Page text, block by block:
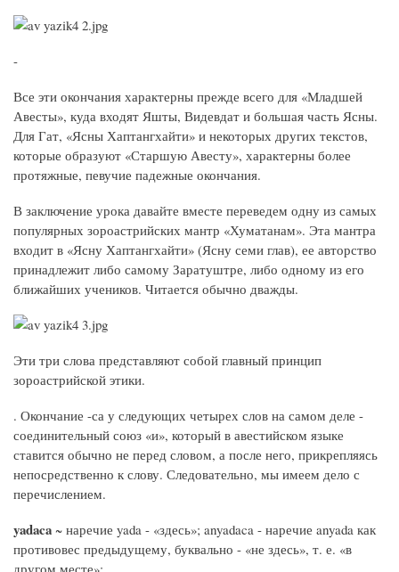
-
Все эти окончания характерны прежде всего для «Младшей
Авесты», куда входят Яшты, Видевдат и большая часть Ясны.
Для Гат, «Ясны Хаптангхайти» и некоторых других текстов,
которые образуют «Старшую Авесту», характерны более
протяжные, певучие падежные окончания.
В заключение урока давайте вместе переведем одну из самых
популярных зороастрийских мантр «Хуматанам». Эта мантра
входит в «Ясну Хаптангхайти» (Ясну семи глав), ее авторство
принадлежит либо самому Заратуштре, либо одному из его
ближайших учеников. Читается обычно дважды.
Эти три слова представляют собой главный принцип
зороастрийской этики.
. Окончание -са у следующих четырех слов на самом деле -
соединительный союз «и», который в авестийском языке
ставится обычно не перед словом, а после него, прикрепляясь
непосредственно к слову. Следовательно, мы имеем дело с
перечислением.
yadaca ~ наречие yada - «здесь»; anyadaca - наречие anyada как
противовес предыдущему, буквально - «не здесь», т. е. «в